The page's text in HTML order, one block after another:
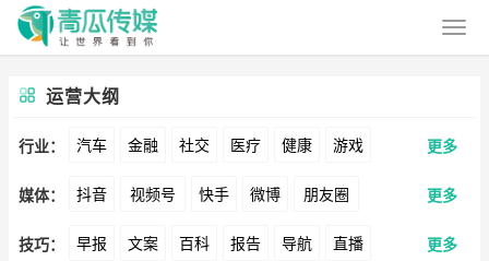
运营大纲
行业： 汽车 金融 社交 医疗 健康 游戏
动漫 美妆 美食 家装 教育 婚纱
酒旅 母婴 宠物 文娱 跨境 科技
更多
媒体： 抖音 视频号 快手 微博 朋友圈
公众号 B站 小红书 头条 知乎
更多
技巧： 早报 文案 百科 报告 导航 直播 更多